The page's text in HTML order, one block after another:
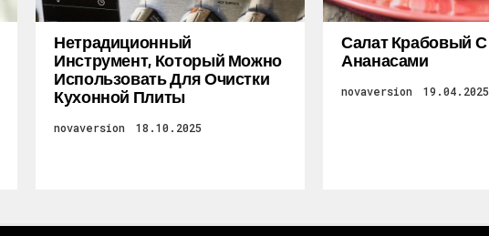
Нетрадиционный
Инструмент, Который Можно
Использовать Для Очистки
Кухонной Плиты
novaversion 18.10.2025
Салат Крабовый С
Ананасами
novaversion 19.04.2025